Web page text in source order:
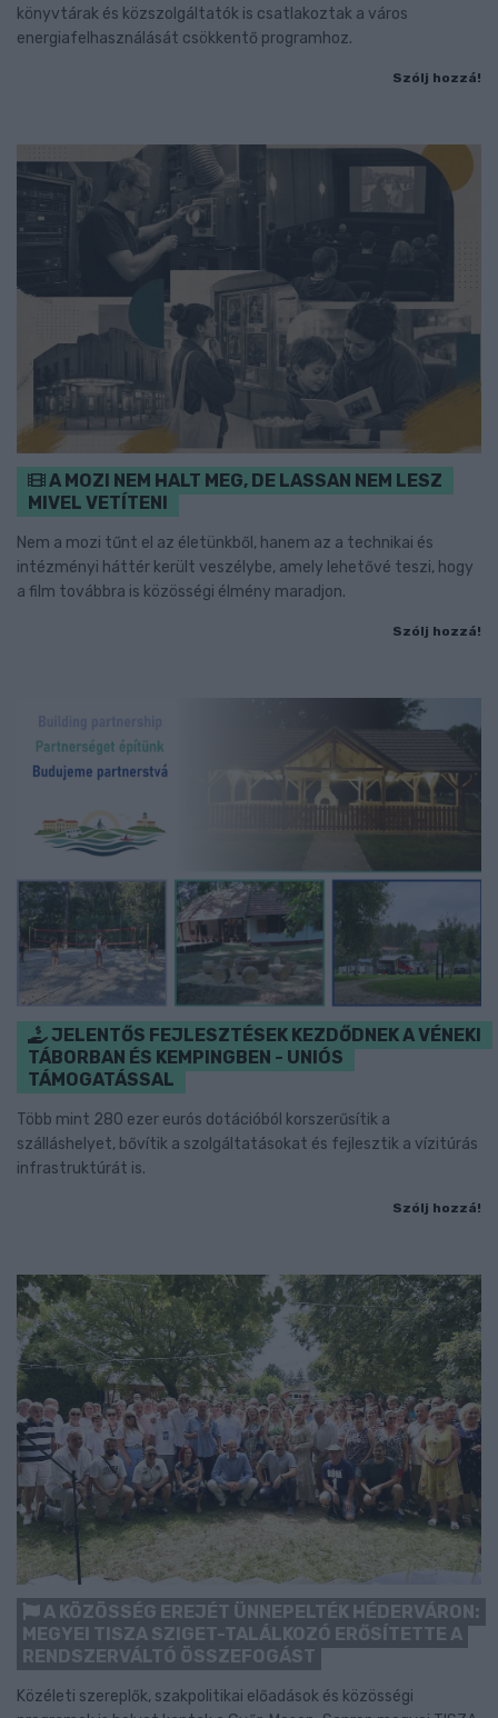
könyvtárak és közszolgáltatók is csatlakoztak a város
energiafelhasználását csökkentő programhoz.
Szólj hozzá!
A MOZI NEM HALT MEG, DE LASSAN NEM LESZ
MIVEL VETÍTENI
Nem a mozi tűnt el az életünkből, hanem az a technikai és
intézményi háttér került veszélybe, amely lehetővé teszi, hogy
a film továbbra is közösségi élmény maradjon.
Szólj hozzá!
JELENTŐS FEJLESZTÉSEK KEZDŐDNEK A VÉNEKI
TÁBORBAN ÉS KEMPINGBEN - UNIÓS
TÁMOGATÁSSAL
Több mint 280 ezer eurós dotációból korszerűsítik a
szálláshelyet, bővítik a szolgáltatásokat és fejlesztik a vízitúrás
infrastruktúrát is.
Szólj hozzá!
A KÖZÖSSÉG EREJÉT ÜNNEPELTÉK HÉDERVÁRON:
MEGYEI TISZA SZIGET-TALÁLKOZÓ ERŐSÍTETTE A
RENDSZERVÁLTÓ ÖSSZEFOGÁST
Közéleti szereplők, szakpolitikai előadások és közösségi